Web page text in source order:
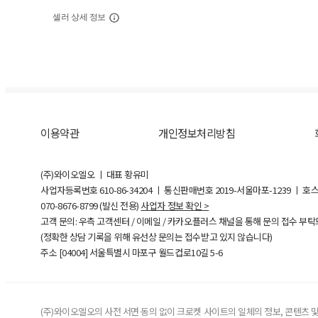
셀러 상세 정보
이용약관 개인정보처리방침
(주)와이오엘오 ㅣ 대표 황유미
사업자등록번호610-86-34204ㅣ 통신판매번호 2019-서울마포-1239 ㅣ 호
070-8676-8799 (발신 전용) 사업자 정보 확인 >
고객 문의: 우측 고객센터 / 이메일 / 카카오플러스 채널을 통해 문의 접수 부
(정확한 상담 기록을 위해 유선상 문의는 접수받고 있지 않습니다)
주소 [04004] 서울특별시 마포구 월드컵로10길5-6
(주)와이오엘오의 사전 서면 동의 없이 크로켓 사이트의 일체의 정보, 콘텐츠